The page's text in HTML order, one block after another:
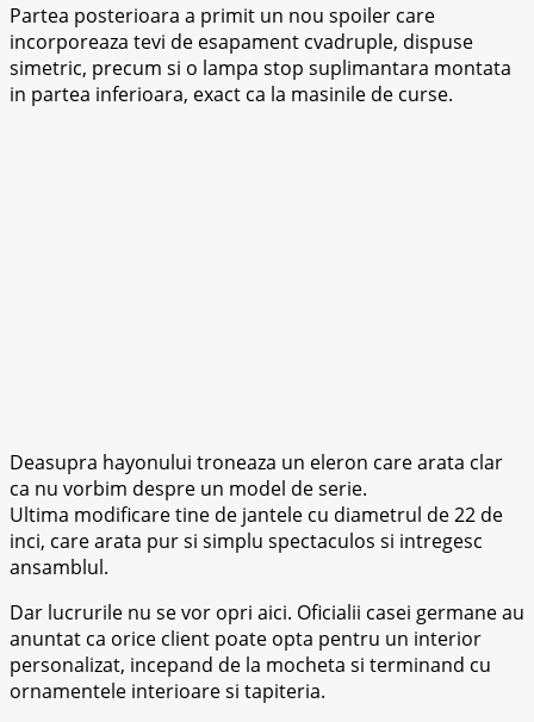
Partea posterioara a primit un nou spoiler care
incorporeaza tevi de esapament cvadruple, dispuse
simetric, precum si o lampa stop suplimantara montata
in partea inferioara, exact ca la masinile de curse.
Deasupra hayonului troneaza un eleron care arata clar
ca nu vorbim despre un model de serie.
Ultima modificare tine de jantele cu diametrul de 22 de
inci, care arata pur si simplu spectaculos si intregesc
ansamblul.
Dar lucrurile nu se vor opri aici. Oficialii casei germane au
anuntat ca orice client poate opta pentru un interior
personalizat, incepand de la mocheta si terminand cu
ornamentele interioare si tapiteria.